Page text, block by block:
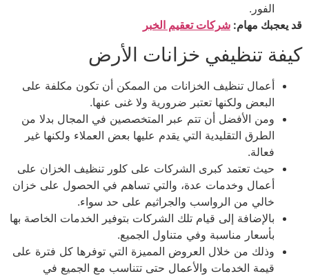
الفور.
قد يعجبك مهام: شركات تعقيم الخبر
كيفة تنظيفي خزانات الأرض
أعمال تنظيف الخزانات من الممكن أن تكون مكلفة على
البعض ولكنها تعتبر ضرورية ولا غنى عنها.
ومن الأفضل أن تتم عبر المتخصصين في المجال بدلا من
الطرق التقليدية التي يقدم عليها بعض العملاء ولكنها غير
فعالة.
حيث تعتمد كبرى الشركات على كلور تنظيف الخزان على
أعمال وخدمات عدة، والتي تساهم في الحصول على خزان
خالي من الرواسب والجراثيم على حد سواء.
بالإضافة إلى قيام تلك الشركات بتوفير الخدمات الخاصة بها
بأسعار مناسبة وفي متناول الجميع.
وذلك من خلال العروض المميزة التي توفرها كل فترة على
قيمة الخدمات والأعمال حتى تتناسب مع الجميع في